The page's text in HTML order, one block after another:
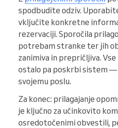
spodbudite odziv.
vključite konkretne
rezervaciji. Sporočila
potrebam stranke ter jih
zanimiva in prepričljiva.
ostalo pa poskrbi sistem —
svojemu poslu.
Za konec: prilagajanje
je ključno za učinkovito
osredotočenimi obvestili,